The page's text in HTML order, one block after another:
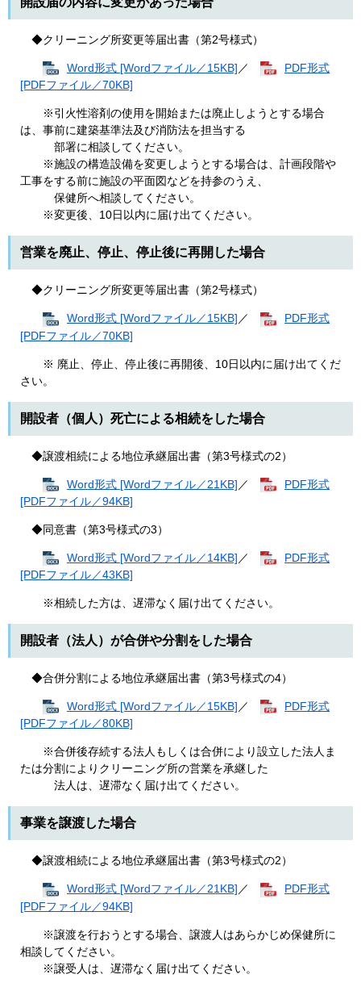
◆クリーニング所変更等届出書（第2号様式）
Word形式 [Wordファイル／15KB] ／
PDF形式
[PDFファイル／70KB]
※引火性溶剤の使用を開始または廃止しようとする場合
は、事前に建築基準法及び消防法を担当する
部署に相談してください。
※施設の構造設備を変更しようとする場合は、計画段階や
工事をする前に施設の平面図などを持参のうえ、
保健所へ相談してください。
※変更後、10日以内に届け出てください。
営業を廃止、停止、停止後に再開した場合
◆クリーニング所変更等届出書（第2号様式）
Word形式 [Wordファイル／15KB]／
PDF形式
[PDFファイル／70KB]
※ 廃止、停止、停止後に再開後、10日以内に届け出てくだ
さい。
開設者（個人）死亡による相続をした場合
◆譲渡相続による地位承継届出書（第3号様式の2）
Word形式 [Wordファイル／21KB] ／
PDF形式
[PDFファイル／94KB]
◆同意書（第3号様式の3）
Word形式 [Wordファイル／14KB] ／
PDF形式
[PDFファイル／43KB]
※相続した方は、遅滞なく届け出てください。
開設者（法人）が合併や分割をした場合
◆合併分割による地位承継届出書（第3号様式の4）
Word形式 [Wordファイル／15KB] ／
PDF形式
[PDFファイル／80KB]
※合併後存続する法人もしくは合併により設立した法人ま
たは分割によりクリーニング所の営業を承継した
法人は、遅滞なく届け出てください。
事業を譲渡した場合
◆譲渡相続による地位承継届出書（第3号様式の2）
Word形式 [Wordファイル／21KB]／
PDF形式
[PDFファイル／94KB]
※譲渡を行おうとする場合、譲渡人はあらかじめ保健所に
相談してください。
※譲受人は、遅滞なく届け出てください。